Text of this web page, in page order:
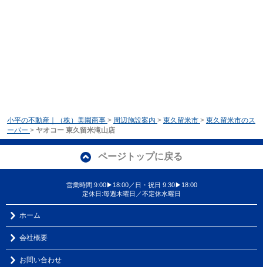
小平の不動産｜（株）美園商事 > 周辺施設案内 > 東久留米市 > 東久留米市のス
ーパー > ヤオコー 東久留米滝山店
ページトップに戻る
営業時間:9:00▶18:00／日・祝日 9:30▶18:00
定休日:毎週木曜日／不定休水曜日
ホーム
会社概要
お問い合わせ